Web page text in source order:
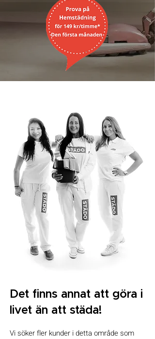
Det finns annat att göra i
livet än att städa!
Vi söker fler kunder i detta område som